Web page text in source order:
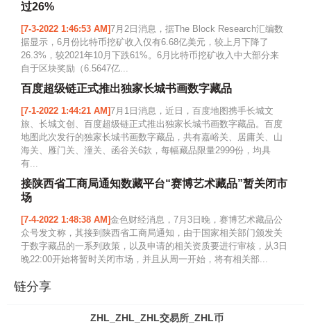
过26%
[7-3-2022 1:46:53 AM]7月2日消息，据The Block Research汇编数
据显示，6月份比特币挖矿收入仅有6.68亿美元，较上月下降了
26.3%，较2021年10月下跌61%。6月比特币挖矿收入中大部分来
自于区块奖励（6.5647亿...
百度超级链正式推出独家长城书画数字藏品
[7-1-2022 1:44:21 AM]7月1日消息，近日，百度地图携手长城文
旅、长城文创、百度超级链正式推出独家长城书画数字藏品。百度
地图此次发行的独家长城书画数字藏品，共有嘉峪关、居庸关、山
海关、雁门关、潼关、函谷关6款，每幅藏品限量2999份，均具
有...
接陕西省工商局通知数藏平台“赛博艺术藏品”暂关闭市
场
[7-4-2022 1:48:38 AM]金色财经消息，7月3日晚，赛博艺术藏品公
众号发文称，其接到陕西省工商局通知，由于国家相关部门颁发关
于数字藏品的一系列政策，以及申请的相关资质要进行审核，从3日
晚22:00开始将暂时关闭市场，并且从周一开始，将有相关部...
链分享
ZHL_ZHL_ZHL交易所_ZHL币